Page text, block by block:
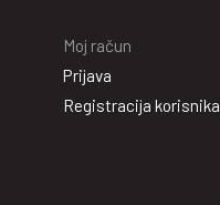
Moj račun
Prijava
Registracija korisnika